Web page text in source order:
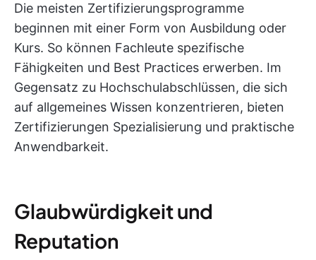
Die meisten Zertifizierungsprogramme
beginnen mit einer Form von Ausbildung oder
Kurs. So können Fachleute spezifische
Fähigkeiten und Best Practices erwerben. Im
Gegensatz zu Hochschulabschlüssen, die sich
auf allgemeines Wissen konzentrieren, bieten
Zertifizierungen Spezialisierung und praktische
Anwendbarkeit.
Glaubwürdigkeit und
Reputation